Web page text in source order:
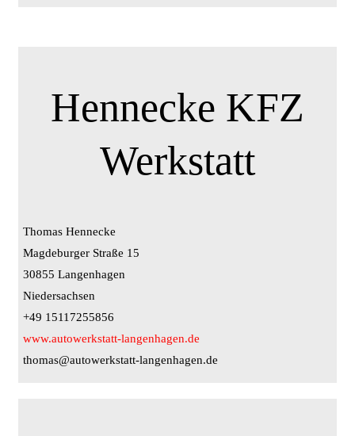
Hennecke KFZ
Werkstatt
Thomas Hennecke
Magdeburger Straße 15
30855 Langenhagen
Niedersachsen
+49 15117255856
www.autowerkstatt-langenhagen.de
thomas@autowerkstatt-langenhagen.de